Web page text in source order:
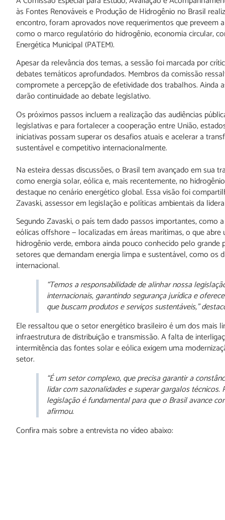
às Fontes Renováveis e Produção de Hidrogênio no Brasil
encontro, foram aprovados nove requerimentos que preveem
como o marco regulatório do hidrogênio, economia circular,
Energética Municipal (PATEM).
Apesar da relevância dos temas, a sessão foi marcada por
debates temáticos aprofundados. Membros da comissão
compromete a percepção de efetividade dos trabalhos. Ainda
darão continuidade ao debate legislativo.
Os próximos passos incluem a realização das audiências
legislativas e para fortalecer a cooperação entre União,
iniciativas possam superar os desafios atuais e acelerar a
sustentável e competitivo internacionalmente.
Na esteira dessas discussões, o Brasil tem avançado em sua
como energia solar, eólica e, mais recentemente, no
destaque no cenário energético global. Essa visão foi
Zavaski, assessor em legislação e políticas ambientais da
Segundo Zavaski, o país tem dado passos importantes, como
eólicas offshore — localizadas em áreas marítimas, o que
hidrogênio verde, embora ainda pouco conhecido pelo
setores que demandam energia limpa e sustentável, como
internacional.
“Temos a responsabilidade de alinhar nossa
internacionais, garantindo segurança jurídica e
que buscam produtos e serviços sustentáveis,”
Ele ressaltou que o setor energético brasileiro é um dos mais
infraestrutura de distribuição e transmissão. A falta de
intermitência das fontes solar e eólica exigem uma
setor.
“É um setor complexo, que precisa garantir a
lidar com sazonalidades e superar gargalos técnicos.
legislação é fundamental para que o Brasil avance
afirmou.
Confira mais sobre a entrevista no vídeo abaixo: